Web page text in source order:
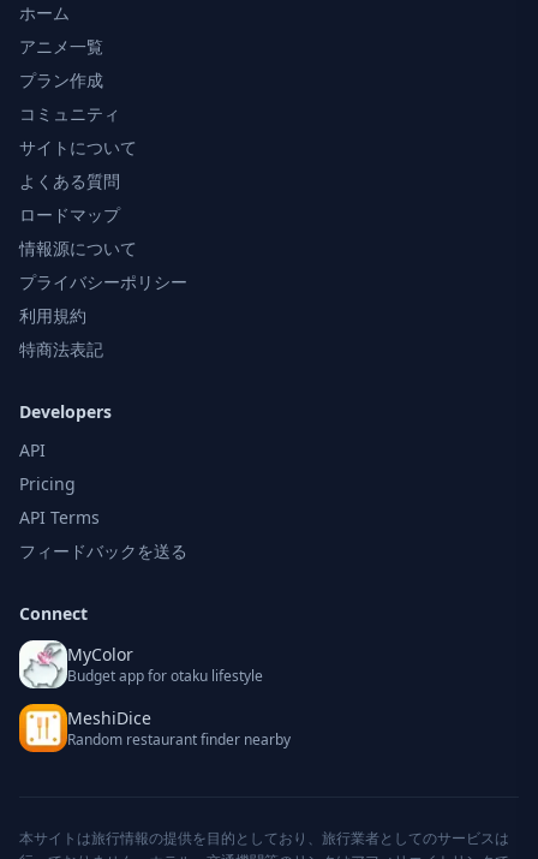
ホーム
アニメ一覧
プラン作成
コミュニティ
サイトについて
よくある質問
ロードマップ
情報源について
プライバシーポリシー
利用規約
特商法表記
Developers
API
Pricing
API Terms
フィードバックを送る
Connect
MyColor
Budget app for otaku lifestyle
MeshiDice
Random restaurant finder nearby
本サイトは旅行情報の提供を目的としており、旅行業者としてのサービスは